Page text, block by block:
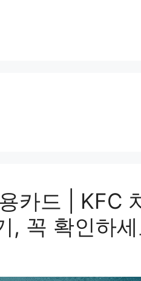
카드 | KFC
, 꼭 확인하